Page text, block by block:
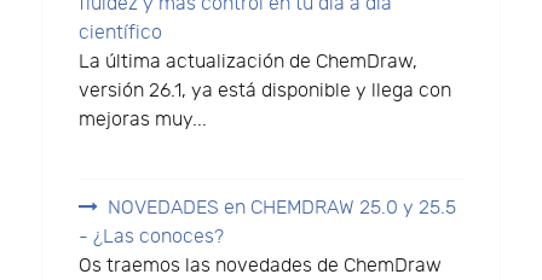
fluidez y más control en tu día a día
científico
La última actualización de ChemDraw,
versión 26.1, ya está disponible y llega con
mejoras muy...
NOVEDADES en CHEMDRAW 25.0 y 25.5
- ¿Las conoces?
Os traemos las novedades de ChemDraw